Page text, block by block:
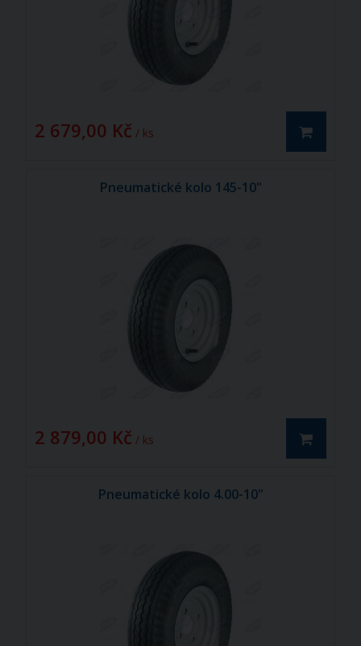
2 679,00 Kč / ks
Pneumatické kolo 145-10"
2 879,00 Kč / ks
Pneumatické kolo 4.00-10"